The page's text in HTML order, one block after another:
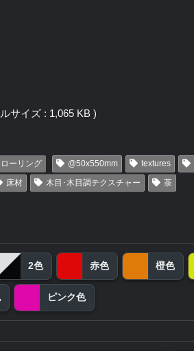
サイズ : 1,065 KB )
ーリング @50x550mm textures
床材 木目･木目調テクスチャー 茶
2色 赤色 橙色
ピンク色